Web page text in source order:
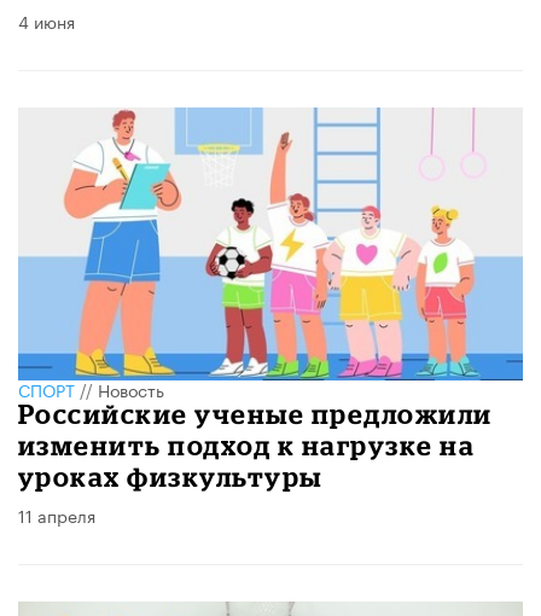
4 июня
СПОРТ//Новость
Российские ученые предложили
изменить подход к нагрузке на
уроках физкультуры
11 апреля